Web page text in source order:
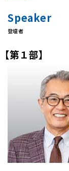
Speaker
登壇者
【第１部】